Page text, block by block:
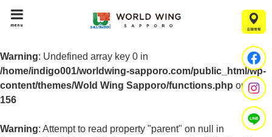
menu
Warning: Undefined array key 0 in
/home/indigo001/worldwing-sapporo.com/public_html/wp-
content/themes/Wold Wing Sapporo/functions.php on line
156
Warning: Attempt to read property "parent" on null in